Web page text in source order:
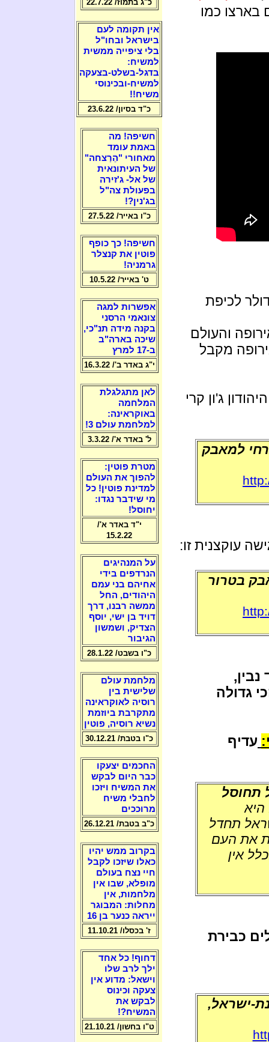
בארצו כמו
דולר לכיפת
והעולם
מקבל
ג'ון קרי
למאבק
עוקצנית זו:
בטרור
גדולה
עדיף
תחוסל
היא
תחדל
את העם
אין
כבירת
ישראל,
כ"ג בתמוז/ 22.7.22
אין תקומה לעם
בישראל ובחו"ל
בלי ציפייה ממשית
למשיח:
בדגל-בשלט-בצעקה
למשיח-ובכינוסי
משיח!!
כ"ד בסיון/ 23.6.22
חשיפה! מה
באמת עומד
מאחורי "הֵרַצחה"
של העיתונאית
של אל- ג'זירה
בפעולת צה"ל
בג'נין?!
כ"ו באייר/ 27.5.22
חשיפה! כך כופף
פוטין את קנצלר
גרמניה!
ט' באייר/ 10.5.22
אפשרות למגה
צונאמי הרסני
בקנה מידה תנ"כי,
שיכה בארה"ב
ב-17 למרץ
י"ג באדר ב'/ 16.3.22
לאן מתגלגלת
המלחמה
באוקראינה:
למלחמת עולם 3!
ל' באדר א'/ 3.3.22
מטרת פוטין:
להפוך את העולם
למדינת פוטין! כל
מי שידבר נגדו:
יחוסל!
י"ד באדר א'/
15.2.22
על המנהיגים
הנרדפים בידי
אחיהם בני עמם
היהודים, החל
ממשה רבנו, דרך
דויד בן ישי, יוסף
הצדיק, ושמשון
הגיבור
כ"ו בשבט/ 28.1.22
מלחמת עולם
שלישית בין
רוסיה לאוקראינה
מתקרבת ביוזמת
נשיא רוסיה, פוטין
כ"ו בטבת/ 30.12.21
החכמים יצעקו
כבר היום לבקש
את המשיח ויזכו
לחבלי משיח
מרוככים
כ"ב בטבת/ 26.12.21
בקרוב ממש יהיו
כאלו שיזכו לקבל
חיי נצח בעולם
מופלא, שבו אין
מלחמות, אין
מחלות: המבוגר
ייראה כנער בן 16
ז' בכסלו/ 11.10.21
דחוף! כל אחד
ילך לרב שלו
וישאל: מדוע אין
צעקה וכינוס
לבקש את
המשיח?!
ט"ו בחשון/ 21.10.21